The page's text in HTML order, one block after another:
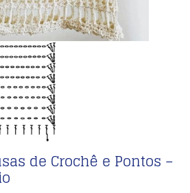
de Crochê e Pontos –